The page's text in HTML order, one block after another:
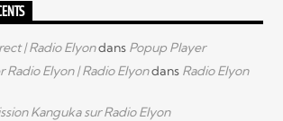
| Radio Elyondans Popup Player
Elyon | Radio Elyondans Radio Elyon
Kanguka sur Radio Elyon